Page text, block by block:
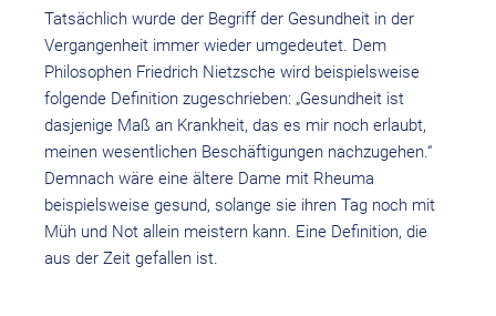
Tatsächlich wurde der Begriff der Gesundheit in der
Vergangenheit immer wieder umgedeutet. Dem
Philosophen Friedrich Nietzsche wird beispielsweise
folgende Definition zugeschrieben: „Gesundheit ist
dasjenige Maß an Krankheit, das es mir noch erlaubt,
meinen wesentlichen Beschäftigungen nachzugehen.“
Demnach wäre eine ältere Dame mit Rheuma
beispielsweise gesund, solange sie ihren Tag noch mit
Müh und Not allein meistern kann. Eine Definition, die
aus der Zeit gefallen ist.